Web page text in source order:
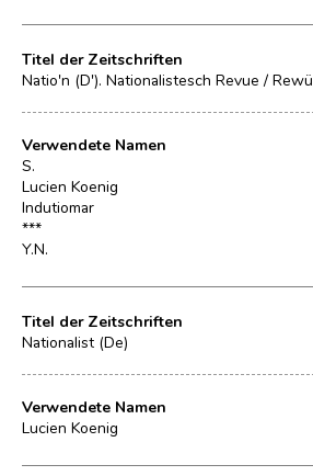
Titel der Zeitschriften
Natio'n (D'). Nationalistesch Revue / Rewü
Verwendete Namen
S.
Lucien Koenig
Indutiomar
***
Y.N.
Titel der Zeitschriften
Nationalist (De)
Verwendete Namen
Lucien Koenig